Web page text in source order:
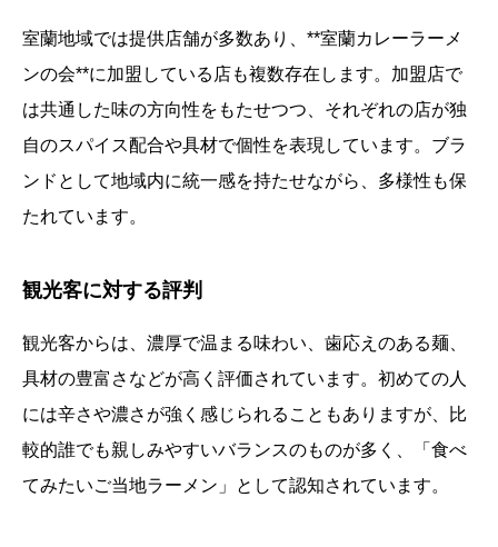
室蘭地域では提供店舗が多数あり、**室蘭カレーラーメ
ンの会**に加盟している店も複数存在します。加盟店で
は共通した味の方向性をもたせつつ、それぞれの店が独
自のスパイス配合や具材で個性を表現しています。ブラ
ンドとして地域内に統一感を持たせながら、多様性も保
たれています。
観光客に対する評判
観光客からは、濃厚で温まる味わい、歯応えのある麺、
具材の豊富さなどが高く評価されています。初めての人
には辛さや濃さが強く感じられることもありますが、比
較的誰でも親しみやすいバランスのものが多く、「食べ
てみたいご当地ラーメン」として認知されています。